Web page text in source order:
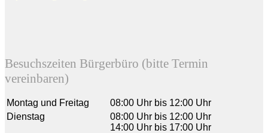
Besuchszeiten Bürgerbüro (bitte Termin
vereinbaren)
Montag und Freitag
08:00 Uhr bis 12:00 Uhr
Dienstag
08:00 Uhr bis 12:00 Uhr
14:00 Uhr bis 17:00 Uhr